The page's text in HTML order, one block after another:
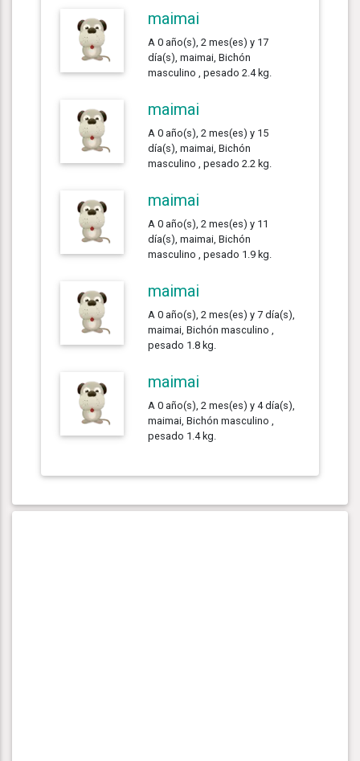
maimai
A 0 año(s), 2 mes(es) y 17
día(s), maimai, Bichón
masculino , pesado 2.4 kg.
maimai
A 0 año(s), 2 mes(es) y 15
día(s), maimai, Bichón
masculino , pesado 2.2 kg.
maimai
A 0 año(s), 2 mes(es) y 11
día(s), maimai, Bichón
masculino , pesado 1.9 kg.
maimai
A 0 año(s), 2 mes(es) y 7 día(s),
maimai, Bichón masculino ,
pesado 1.8 kg.
maimai
A 0 año(s), 2 mes(es) y 4 día(s),
maimai, Bichón masculino ,
pesado 1.4 kg.